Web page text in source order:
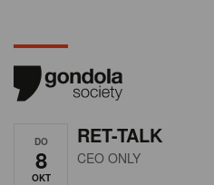
DO
8
OKT
RET-TALK
CEO ONLY